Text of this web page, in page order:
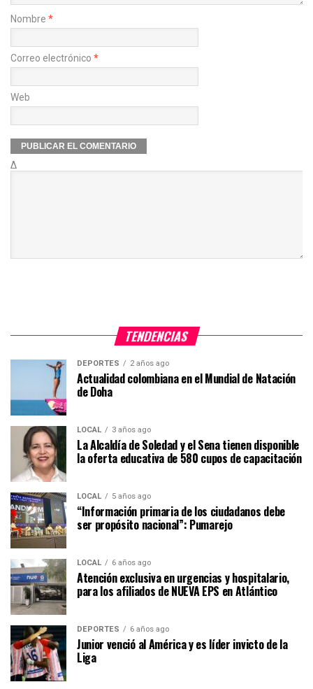
Nombre *
Correo electrónico *
Web
Δ
TENDENCIAS
DEPORTES 2 años ago
Actualidad colombiana en el Mundial de Natación
de Doha
LOCAL 3 años ago
La Alcaldía de Soledad y el Sena tienen disponible
la oferta educativa de 580 cupos de capacitación
LOCAL 5 años ago
“Información primaria de los ciudadanos debe
ser propósito nacional”: Pumarejo
LOCAL 6 años ago
Atención exclusiva en urgencias y hospitalario,
para los afiliados de NUEVA EPS en Atlántico
DEPORTES 6 años ago
Junior venció al América y es líder invicto de la
Liga